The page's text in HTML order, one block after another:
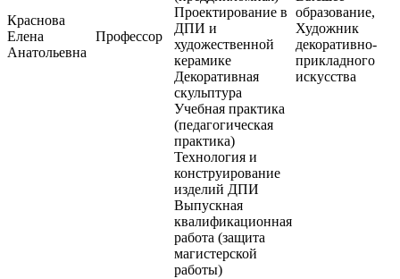
Краснова
Елена
Анатольевна
Профессор
Проектирование в
ДПИ и
художественной
керамике
Декоративная
скульптура
Учебная практика
(педагогическая
практика)
Технология и
конструирование
изделий ДПИ
Выпускная
квалификационная
работа (защита
магистерской
работы)
образование,
Художник
декоративно-
прикладного
искусства